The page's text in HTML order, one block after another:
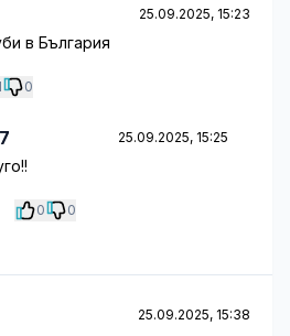
25.09.2025, 15:23
в България
0
25.09.2025, 15:25
0 0
25.09.2025, 15:38